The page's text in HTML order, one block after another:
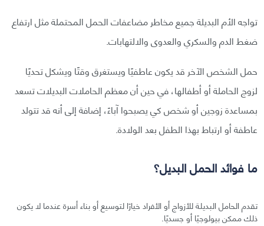
تواجه الأم البديلة جميع مخاطر مضاعفات الحمل المحتملة مثل ارتفاع
ضغط الدم والسكري والعدوى والالتهابات.
حمل الشخص الآخر قد يكون عاطفيًا ويستغرق وقتًا ويشكل تحديًا
لزوج الحاملة أو أطفالها، في حين أن معظم الحاملات البديلات تسعد
بمساعدة زوجين أو شخص كي يصبحوا آباءً، إضافة إلى أنه قد تتولد
عاطفة أو ارتباط بهذا الطفل بعد الولادة.
ما فوائد الحمل البديل؟
تقدم الحامل البديلة للأزواج أو الأفراد خيارًا لتوسيع أو بناء أسرة عندما لا يكون
ذلك ممكن بيولوجيًا أو جسديًا.